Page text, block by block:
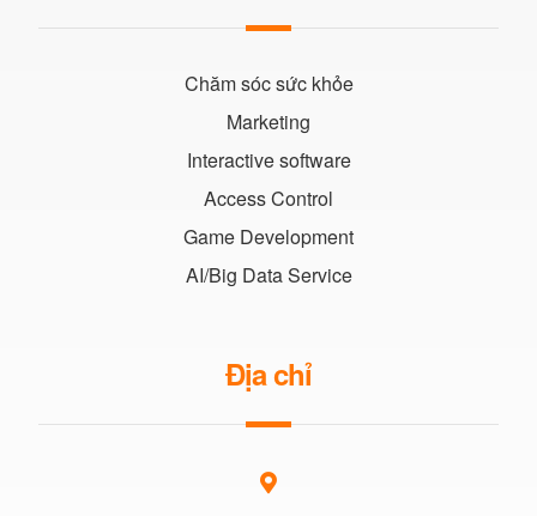
Chăm sóc sức khỏe
Marketing
Interactive software
Access Control
Game Development
AI/Big Data Service
Địa chỉ